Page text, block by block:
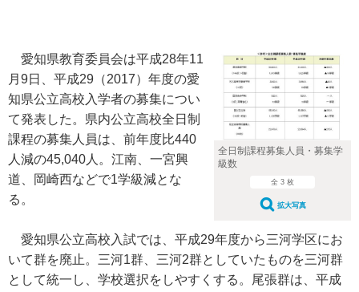
全日制課程募集人員・募集学
級数
全 3 枚
拡大写真
愛知県教育委員会は平成28年11
月9日、平成29（2017）年度の愛
知県公立高校入学者の募集につい
て発表した。県内公立高校全日制
課程の募集人員は、前年度比440
人減の45,040人。江南、一宮興
道、岡崎西などで1学級減とな
る。
愛知県公立高校入試では、平成29年度から三河学区にお
いて群を廃止。三河1群、三河2群としていたものを三河群
として統一し、学校選択をしやすくする。尾張群は、平成